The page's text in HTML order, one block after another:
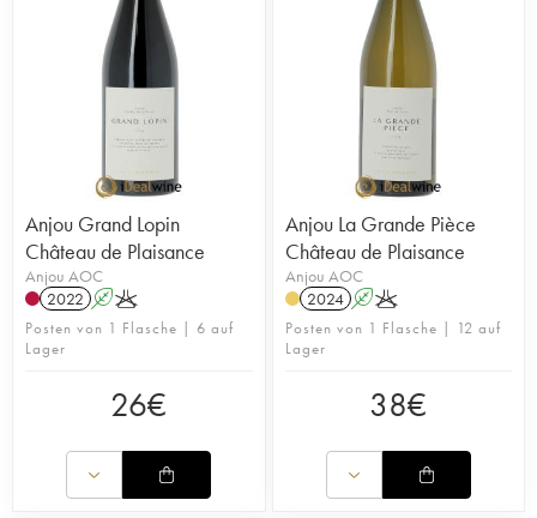
Anjou Grand Lopin
Château de Plaisance
Anjou AOC
2022 AK
Posten von 1 Flasche | 6 auf
Lager
26€
Anjou La Grande Pièce
Château de Plaisance
Anjou AOC
2024 AK
Posten von 1 Flasche | 12 auf
Lager
38€